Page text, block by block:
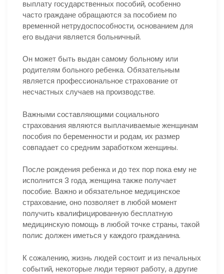
выплату государственных пособий, особенно
часто граждане обращаются за пособием по
временной нетрудоспособности, основанием для
его выдачи является больничный.
Он может быть выдан самому больному или
родителям больного ребенка. Обязательным
является профессиональное страхование от
несчастных случаев на производстве.
Важными составляющими социального
страхования являются выплачиваемые женщинам
пособия по беременности и родам, их размер
совпадает со средним заработком женщины.
После рождения ребенка и до тех пор пока ему не
исполнится 3 года, женщина также получает
пособие. Важно и обязательное медицинское
страхование, оно позволяет в любой момент
получить квалифицированную бесплатную
медицинскую помощь в любой точке страны, такой
полис должен иметься у каждого гражданина.
К сожалению, жизнь людей состоит и из печальных
событий, некоторые люди теряют работу, а другие